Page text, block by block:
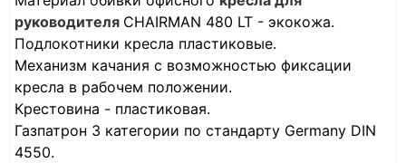
руководителя CHAIRMAN 480 LT - экокожа.
Подлокотники кресла пластиковые.
Механизм качания с возможностью фиксации
кресла в рабочем положении.
Крестовина - пластиковая.
Газпатрон 3 категории по стандарту Germany DIN
4550.